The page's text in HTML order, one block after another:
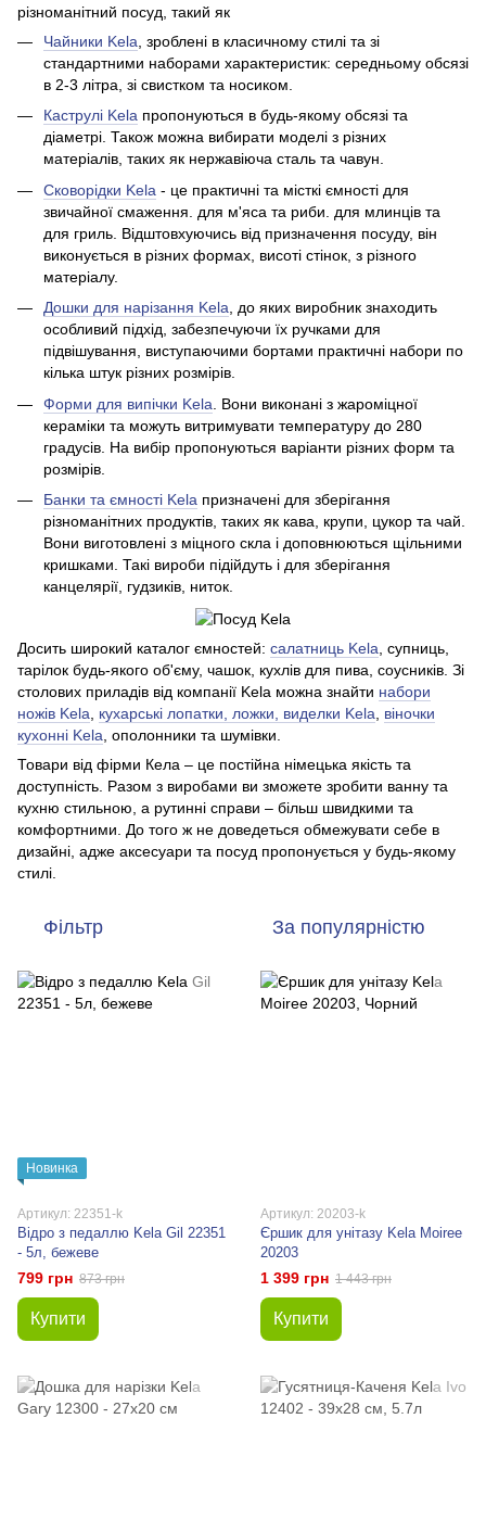
різноманітний посуд, такий як
Чайники Kela , зроблені в класичному стилі та зі
стандартними наборами характеристик: середньому обсязі
в 2-3 літра, зі свистком та носиком.
Каструлі Kela пропонуються в будь-якому обсязі та
діаметрі. Також можна вибирати моделі з різних
матеріалів, таких як нержавіюча сталь та чавун.
Сковорідки Kela - це практичні та місткі ємності для
звичайної смаження. для м'яса та риби. для млинців та
для гриль. Відштовхуючись від призначення посуду, він
виконується в різних формах, висоті стінок, з різного
матеріалу.
Дошки для нарізання Kela , до яких виробник знаходить
особливий підхід, забезпечуючи їх ручками для
підвішування, виступаючими бортами практичні набори по
кілька штук різних розмірів.
Форми для випічки Kela . Вони виконані з жароміцної
кераміки та можуть витримувати температуру до 280
градусів. На вибір пропонуються варіанти різних форм та
розмірів.
Банки та ємності Kela призначені для зберігання
різноманітних продуктів, таких як кава, крупи, цукор та чай.
Вони виготовлені з міцного скла і доповнюються щільними
кришками. Такі вироби підійдуть і для зберігання
канцелярії, гудзиків, ниток.
Досить широкий каталог ємностей: салатниць Kela , супниць,
тарілок будь-якого об'єму, чашок, кухлів для пива, соусників. Зі
столових приладів від компанії Kela можна знайти набори
ножів Kela
кухарські лопатки, ложки, виделки Kela
віночки
кухонні Kela , ополонники та шумівки.
Товари від фірми Кела – це постійна німецька якість та
доступність. Разом з виробами ви зможете зробити ванну та
кухню стильною, а рутинні справи – більш швидкими та
комфортними. До того ж не доведеться обмежувати себе в
дизайні, адже аксесуари та посуд пропонується у будь-якому
стилі.
Фільтр За популярністю
Новинка
Артикул: 22351-k
Відро з педаллю Kela Gil 22351
- 5л, бежеве
799 грн 873 грн
Купити
Артикул: 20203-k
Єршик для унітазу Kela Moiree
20203
1 399 грн 1 443 грн
Купити